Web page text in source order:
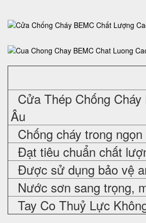
Cửa Thép Chống Cháy
Âu
Chống cháy trong
Đạt tiêu chuẩn chất
Được sử dụng bảo vệ
Nước sơn sang trọng,
Tay Co Thuỷ Lực